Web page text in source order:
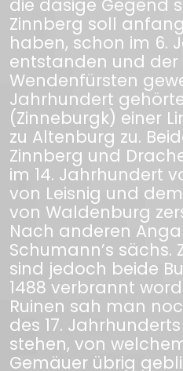
die dasige Gegend
Zinnberg soll
haben, schon im 6.
entstanden und der
Wendenfürsten
Jahrhundert
(Zinneburgk) einer
zu Altenburg zu.
Zinnberg und
im 14. Jahrhundert
von Leisnig und
von Waldenburg
Nach anderen
Schumann’s sächs.
sind jedoch beide
1488 verbrannt
Ruinen sah man
des 17.
stehen, von
Gemäuer übrig